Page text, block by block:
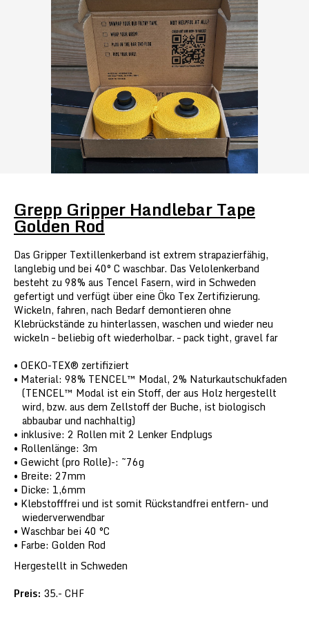
Grepp Gripper Handlebar Tape
Golden Rod
Das Gripper Textillenkerband ist extrem strapazierfähig,
langlebig und bei 40° C waschbar. Das Velolenkerband
besteht zu 98% aus Tencel Fasern, wird in Schweden
gefertigt und verfügt über eine Öko Tex Zertifizierung.
Wickeln, fahren, nach Bedarf demontieren ohne
Klebrückstände zu hinterlassen, waschen und wieder neu
wickeln – beliebig oft wiederholbar. – pack tight, gravel far
OEKO-TEX® zertifiziert
Material: 98% TENCEL™ Modal, 2% Naturkautschukfaden
(TENCEL™ Modal ist ein Stoff, der aus Holz hergestellt
wird, bzw. aus dem Zellstoff der Buche, ist biologisch
abbaubar und nachhaltig)
inklusive: 2 Rollen mit 2 Lenker Endplugs
Rollenlänge: 3m
Gewicht (pro Rolle)-: ~76g
Breite: 27mm
Dicke: 1,6mm
Klebstofffrei und ist somit Rückstandfrei entfern- und
wiederverwendbar
Waschbar bei 40 °C
Farbe: Golden Rod
Hergestellt in Schweden
Preis: 35.- CHF